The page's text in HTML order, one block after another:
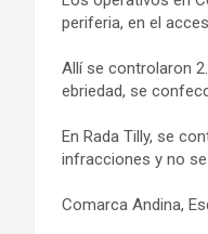
periferia, en el
Allí se controlaron
ebriedad, se
En Rada Tilly, se
infracciones y no
Comarca Andina,